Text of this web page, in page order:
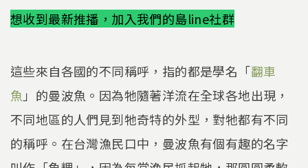
想收到最新推播，加入我們的島line社群
這些來自各國的不同稱呼，指的都是學名「翻車
魚 」的曼波魚。因為牠隨著洋流在全球各地出現，
不同地區的人們見到牠奇特的外型，對牠都有不同
的稱呼。在台灣漁民口中，曼波魚有個有趣的名字